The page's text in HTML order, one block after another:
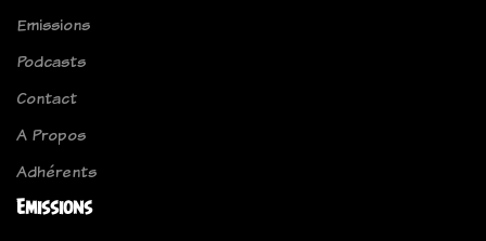
Emissions
Podcasts
Contact
A Propos
Adhérents
Emissions